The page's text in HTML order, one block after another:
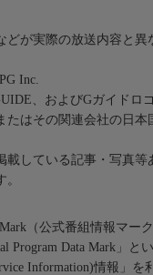
どが実際の放送内容と異
Inc.
、およびGガイドロ
たはその関連会社の日本
載している記事・写真
（公式番組情報マーク
Program Data Mark」と
Information)情報」を